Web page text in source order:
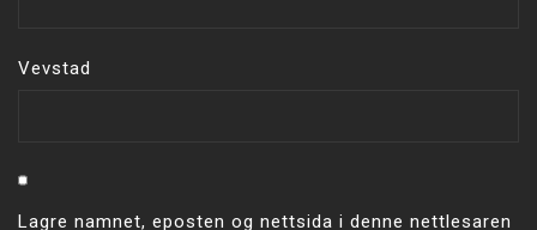
Vevstad
Lagre namnet, eposten og nettsida i denne nettlesaren